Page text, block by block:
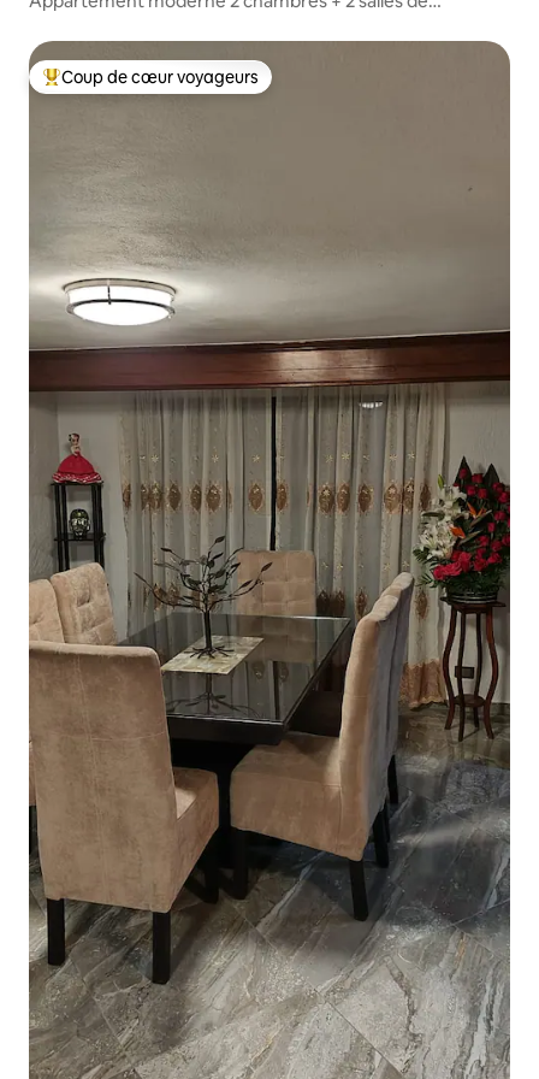
Coups de cœur voyageurs les plus appréciés
Coup de cœur voyageurs